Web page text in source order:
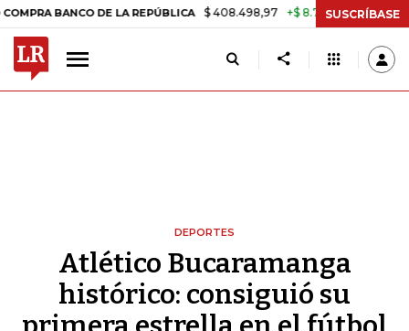
BANCO DE LA REPÚBLICA $ 408.498,97 +$ 8.753,81 +2,19% TASA
SUSCRÍBASE
DEPORTES
Atlético Bucaramanga
histórico: consiguió su